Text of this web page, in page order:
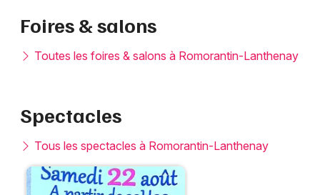
Foires & salons
Toutes les foires & salons à Romorantin-Lanthenay
Spectacles
Tous les spectacles à Romorantin-Lanthenay